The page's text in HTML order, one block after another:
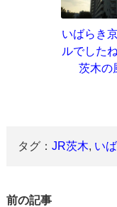
いばらき
ルでし
茨木の
タグ：JR茨木, い
前の記事